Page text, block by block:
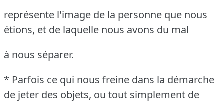
représente l'image de la personne que nous
étions, et de laquelle nous avons du mal
à nous séparer.
* Parfois ce qui nous freine dans la démarche
de jeter des objets, ou tout simplement de